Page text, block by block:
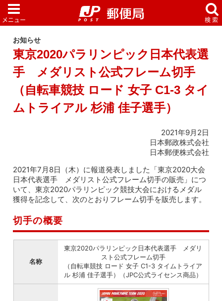
お知らせ
東京2020パラリンピック日本代表選
手 メダリスト公式フレーム切手
（自転車競技 ロード 女子 C1-3 タイ
ムトライアル 杉浦 佳子選手）
2021年9月2日
日本郵政株式会社
日本郵便株式会社
2021年7月8日（木）に報道発表しました「東京2020大会
日本代表選手 メダリスト公式フレーム切手の販売」につ
いて、東京2020パラリンピック競技大会におけるメダル
獲得を記念して、次のとおりフレーム切手を販売します。
切手の概要
名称
東京2020パラリンピック日本代表選手 メダリ
スト公式フレーム切手
（自転車競技 ロード 女子 C1-3 タイムトライア
ル 杉浦 佳子選手）（JPC公式ライセンス商品）